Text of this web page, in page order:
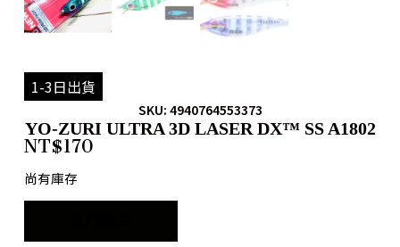
1-3日出貨
SKU: 4940764553373
YO-ZURI ULTRA 3D LASER DX™ SS A1802
NT$170
尚有庫存